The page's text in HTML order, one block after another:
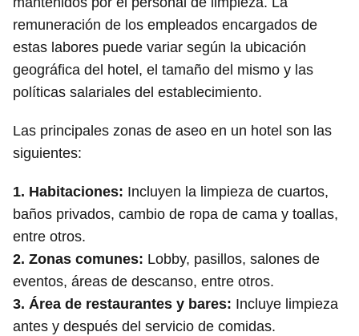
remuneración de los empleados encargados de
estas labores puede variar según la ubicación
geográfica del hotel, el tamaño del mismo y las
políticas salariales del establecimiento.
Las principales zonas de aseo en un hotel son las
siguientes:
1. Habitaciones: Incluyen la limpieza de cuartos,
baños privados, cambio de ropa de cama y toallas,
entre otros.
2. Zonas comunes: Lobby, pasillos, salones de
eventos, áreas de descanso, entre otros.
3. Área de restaurantes y bares: Incluye limpieza
antes y después del servicio de comidas.